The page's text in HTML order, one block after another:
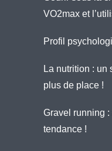
VO2max et
Profil
La nutrition : un
plus de place !
Gravel running
tendance !